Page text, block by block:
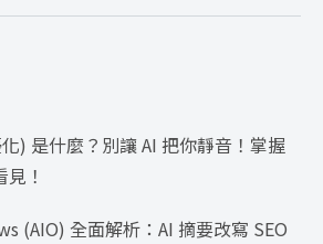
) 是什麼？別讓 AI 把你靜音！掌握
！
(AIO) 全面解析：AI 摘要改寫 SEO